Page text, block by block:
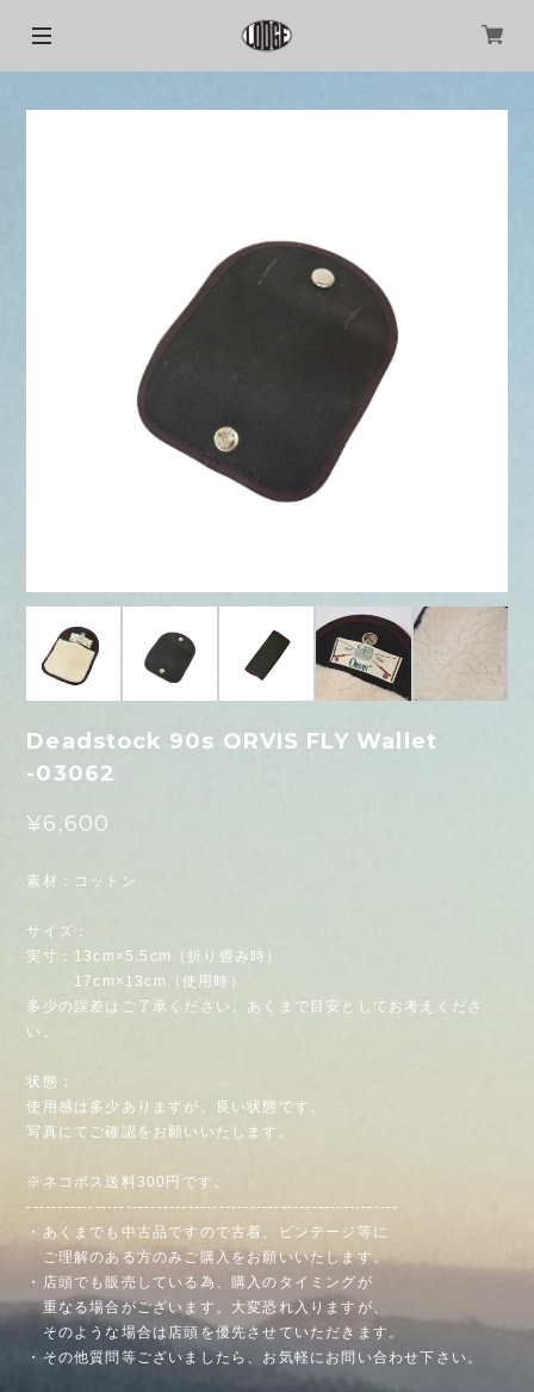
Deadstock 90s ORVIS FLY Wallet
-03062
¥6,600
素材：コットン
サイズ：
実寸：13cm×5.5cm（折り畳み時）
17cm×13cm（使用時）
多少の誤差はご了承ください。あくまで目安としてお考えくださ
い。
状態：
使用感は多少ありますが、良い状態です。
写真にてご確認をお願いいたします。
※ネコポス送料300円です。
------------------------------------------------------------
・あくまでも中古品ですので古着、ビンテージ等に
ご理解のある方のみご購入をお願いいたします。
・店頭でも販売している為、購入のタイミングが
重なる場合がございます。大変恐れ入りますが、
そのような場合は店頭を優先させていただきます。
・その他質問等ございましたら、お気軽にお問い合わせ下さい。